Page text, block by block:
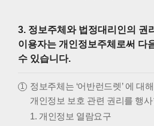
3. 정보주체와 법정대리인의 권
이용자는 개인정보주체로써 다
수 있습니다.
정보주체는 ‘어반런드렛’ 에 대
개인정보 보호 관련 권리를 행
1. 개인정보 열람요구